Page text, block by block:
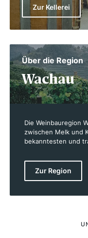
Zur Kellerei
Über die Region
Wachau
Die Weinbauregion
zwischen Melk und
bekanntesten und
Wein angebaut, und
Karolinger erlebte
welche zu 40 % mit
charakteristischen
Zur Region